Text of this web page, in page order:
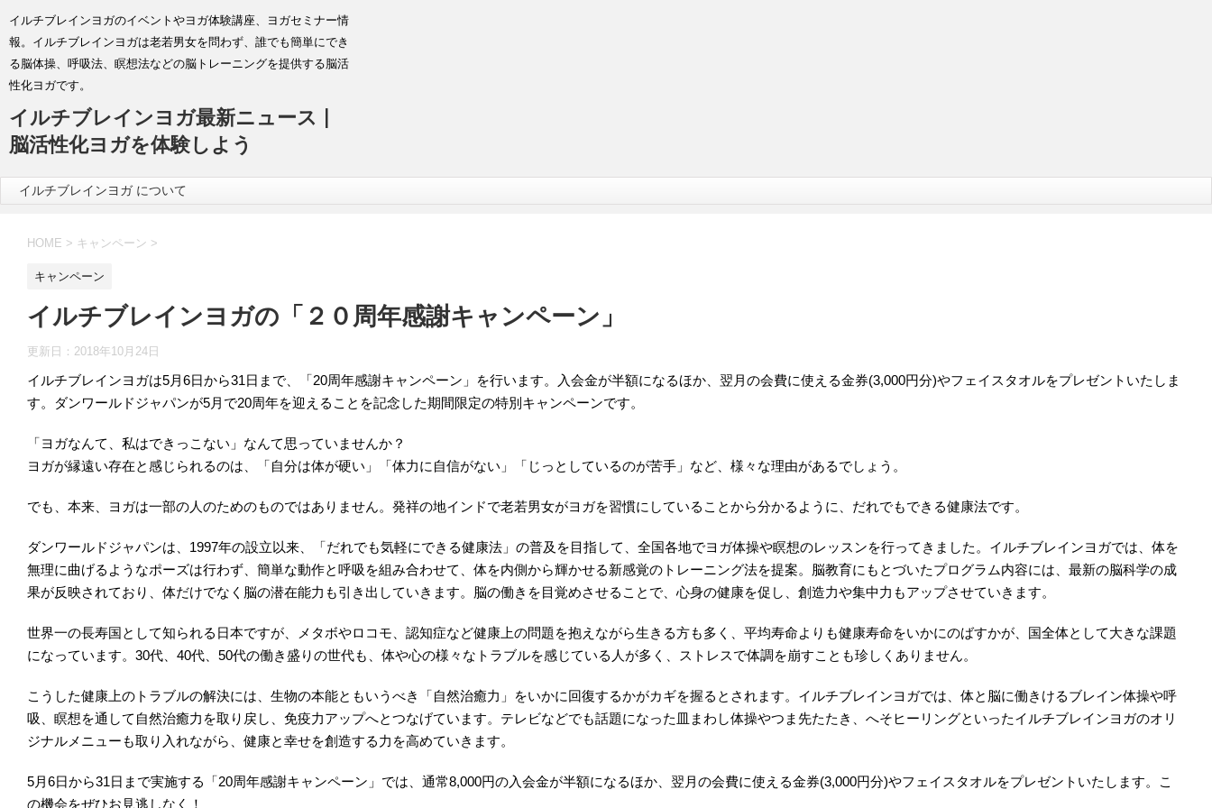
イルチブレインヨガのイベントやヨガ体験講座、ヨガセミナー情
報。イルチブレインヨガは老若男女を問わず、誰でも簡単にでき
る脳体操、呼吸法、瞑想法などの脳トレーニングを提供する脳活
性化ヨガです。
イルチブレインヨガ最新ニュース |
脳活性化ヨガを体験しよう
イルチブレインヨガ について
HOME > キャンペーン >
キャンペーン
イルチブレインヨガの「２０周年感謝キャンペーン」
更新日： 2018年10月24日
イルチブレインヨガは5月6日から31日まで、「20周年感謝キャンペーン」を行います。入会金が半額になるほか、翌月の会費に使える金券(3,000円分)やフェイスタオルをプレゼントいたしま
す。ダンワールドジャパンが5月で20周年を迎えることを記念した期間限定の特別キャンペーンです。
「ヨガなんて、私はできっこない」なんて思っていませんか？
ヨガが縁遠い存在と感じられるのは、「自分は体が硬い」「体力に自信がない」「じっとしているのが苦手」など、様々な理由があるでしょう。
でも、本来、ヨガは一部の人のためのものではありません。発祥の地インドで老若男女がヨガを習慣にしていることから分かるように、だれでもできる健康法です。
ダンワールドジャパンは、1997年の設立以来、「だれでも気軽にできる健康法」の普及を目指して、全国各地でヨガ体操や瞑想のレッスンを行ってきました。イルチブレインヨガでは、体を
無理に曲げるようなポーズは行わず、簡単な動作と呼吸を組み合わせて、体を内側から輝かせる新感覚のトレーニング法を提案。脳教育にもとづいたプログラム内容には、最新の脳科学の成
果が反映されており、体だけでなく脳の潜在能力も引き出していきます。脳の働きを目覚めさせることで、心身の健康を促し、創造力や集中力もアップさせていきます。
世界一の長寿国として知られる日本ですが、メタボやロコモ、認知症など健康上の問題を抱えながら生きる方も多く、平均寿命よりも健康寿命をいかにのばすかが、国全体として大きな課題
になっています。30代、40代、50代の働き盛りの世代も、体や心の様々なトラブルを感じている人が多く、ストレスで体調を崩すことも珍しくありません。
こうした健康上のトラブルの解決には、生物の本能ともいうべき「自然治癒力」をいかに回復するかがカギを握るとされます。イルチブレインヨガでは、体と脳に働きけるブレイン体操や呼
吸、瞑想を通して自然治癒力を取り戻し、免疫力アップへとつなげています。テレビなどでも話題になった皿まわし体操やつま先たたき、へそヒーリングといったイルチブレインヨガのオリ
ジナルメニューも取り入れながら、健康と幸せを創造する力を高めていきます。
5月6日から31日まで実施する「20周年感謝キャンペーン」では、通常8,000円の入会金が半額になるほか、翌月の会費に使える金券(3,000円分)やフェイスタオルをプレゼントいたします。こ
の機会をぜひお見逃しなく！